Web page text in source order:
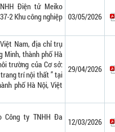
Điện tử Meiko
2 Khu công nghiệp 03/05/2026
Nam, địa chỉ trụ
Minh, thành phố Hà
trường của Cơ sở:
trí nội thất ” tại
phố Hà Nội, Việt
29/04/2026
Công ty TNHH Đa
12/03/2026